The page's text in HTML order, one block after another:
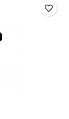
favorite_border